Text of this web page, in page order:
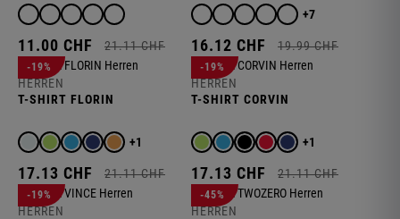
11.00 CHF 21.11 CHF
+7
16.12 CHF 19.99 CHF
HERREN
T-SHIRT FLORIN
+1
17.13 CHF 21.11 CHF
-19%
HERREN
T-SHIRT CORVIN
+1
17.13 CHF 21.11 CHF
-19%
HERREN
-19%
HERREN
-45%